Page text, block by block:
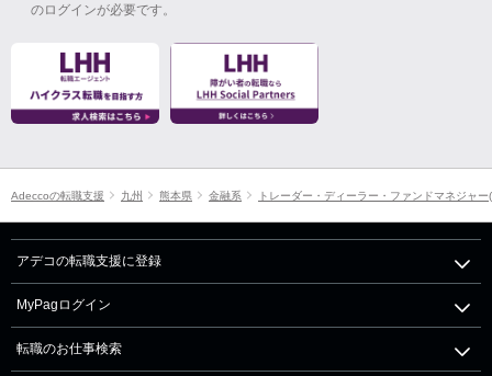
のログインが必要です。
Adeccoの転職支援 九州 熊本県 金融系 トレーダー・ディーラー・ファンドマネジャー
アデコの転職支援に登録
MyPagログイン
転職のお仕事検索